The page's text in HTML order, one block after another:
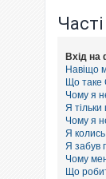
Вхід на
Навіщо
Що таке
Чому я
Я
Чому я
Я
Я забув
Чому
Що